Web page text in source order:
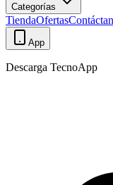
Categorías
TiendaOfertas
App
Descarga TecnoApp